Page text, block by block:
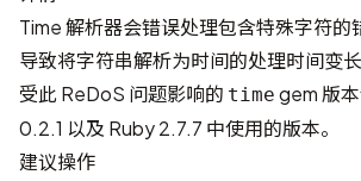
Time 解析器会错误处理包含特殊字符的
导致将字符串解析为时间的处理时间变长
受此 ReDoS 问题影响的 time gem 版
0.2.1 以及 Ruby 2.7.7 中使用的版本。
建议操作